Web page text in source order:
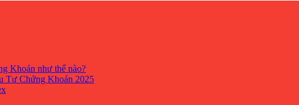
Khoán như thế nào?
Tư Chứng Khoán 2025